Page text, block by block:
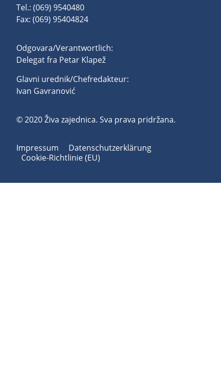
Tel.: (069) 9540480
Fax: (069) 95404824
Odgovara/Verantwortlich:
Delegat fra Petar Klapež
Glavni urednik/Chefredakteur:
Ivan Gavranović
© 2020 Živa zajednica. Sva prava pridržana.
Impressum
Datenschutzerklärung
Cookie-Richtlinie (EU)